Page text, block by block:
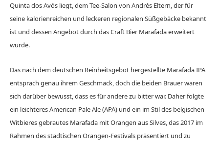
Quinta dos Avós liegt, dem Tee-Salon von Andrés Eltern, der für
seine kalorienreichen und leckeren regionalen Süßgebäcke bekannt
ist und dessen Angebot durch das Craft Bier Marafada erweitert
wurde.
Das nach dem deutschen Reinheitsgebot hergestellte Marafada IPA
entsprach genau ihrem Geschmack, doch die beiden Brauer waren
sich darüber bewusst, dass es für andere zu bitter war. Daher folgte
ein leichteres American Pale Ale (APA) und ein im Stil des belgischen
Witbieres gebrautes Marafada mit Orangen aus Silves, das 2017 im
Rahmen des städtischen Orangen-Festivals präsentiert und zu